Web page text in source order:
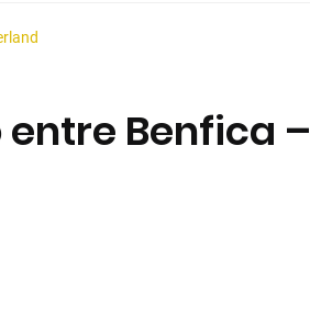
Benfica –